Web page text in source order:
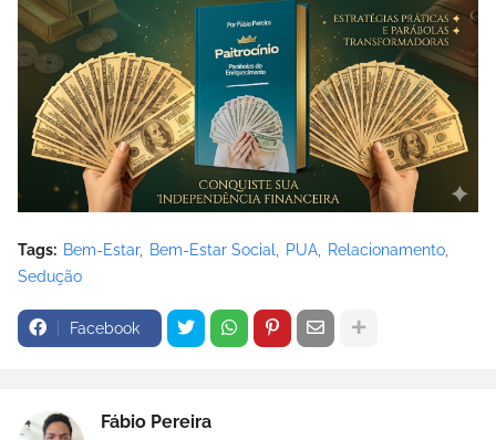
Tags: Bem-Estar Bem-Estar Social PUA
Relacionamento
Sedução
Facebook
Fábio Pereira